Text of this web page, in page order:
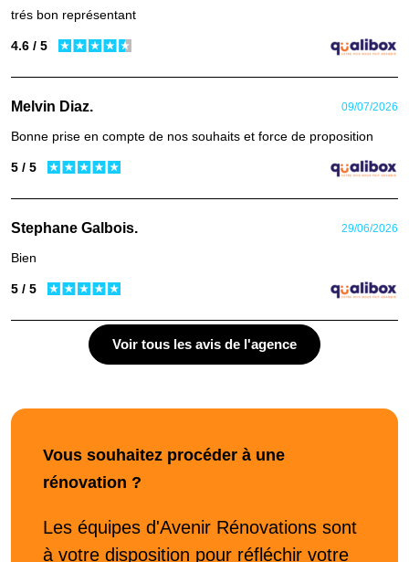
trés bon représentant
4.6 / 5
Melvin Diaz. 09/07/2026
Bonne prise en compte de nos souhaits et force de proposition
5 / 5
Stephane Galbois. 29/06/2026
Bien
5 / 5
Voir tous les avis de l'agence
Vous souhaitez procéder à une
rénovation ?
Les équipes d'Avenir Rénovations sont
à votre disposition pour réfléchir votre